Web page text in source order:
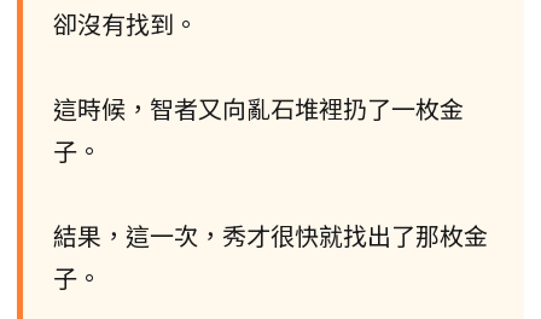
卻沒有找到。
這時候，智者又向亂石堆裡扔了一枚金
子。
結果，這一次，秀才很快就找出了那枚金
子。